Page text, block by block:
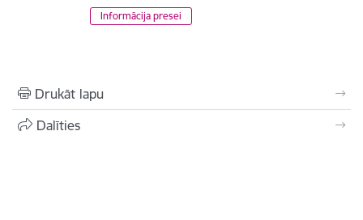
Informācija presei
Drukāt lapu
Dalīties